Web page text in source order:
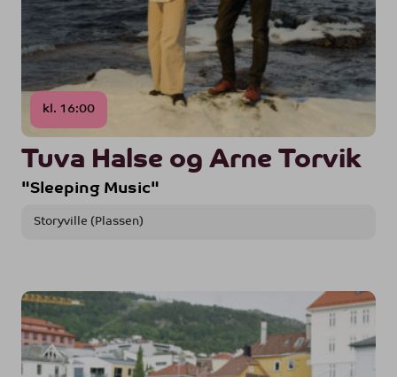
kl. 16:00
Tuva Halse og Arne Torvik
"Sleeping Music"
Storyville (Plassen)